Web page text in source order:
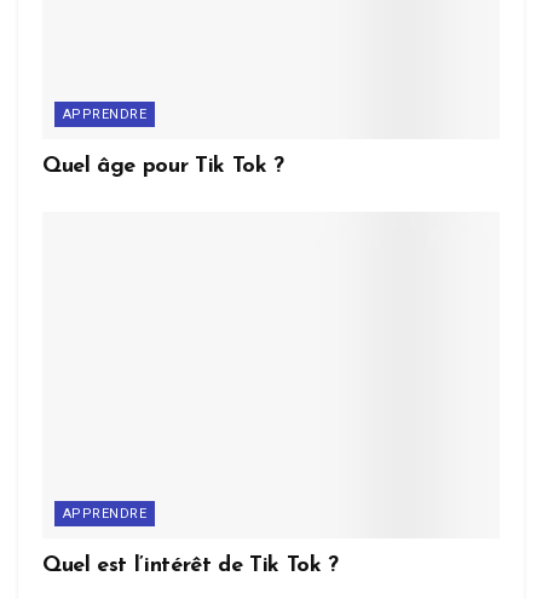
APPRENDRE
Quel âge pour Tik Tok ?
APPRENDRE
Quel est l’intérêt de Tik Tok ?